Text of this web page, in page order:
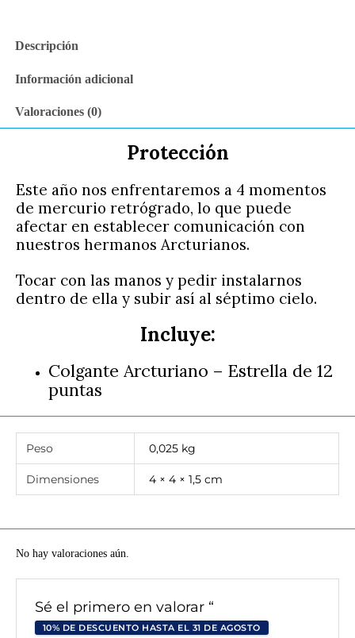
Descripción
Información adicional
Valoraciones (0)
Protección
Este año nos enfrentaremos a 4 momentos
de mercurio retrógrado, lo que puede
afectar en establecer comunicación con
nuestros hermanos Arcturianos.
Tocar con las manos y pedir instalarnos
dentro de ella y subir así al séptimo cielo.
Incluye:
Colgante Arcturiano – Estrella de 12
puntas
Peso 0,025 kg
Dimensiones 4 × 4 × 1,5 cm
No hay valoraciones aún.
Sé el primero en valorar “
10% DE DESCUENTO HASTA EL 31 DE AGOSTO